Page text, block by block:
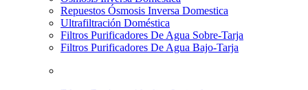
Repuestos Ósmosis Inversa Domestica
Ultrafiltración Doméstica
Filtros Purificadores De Agua Sobre-Tarja
Filtros Purificadores De Agua Bajo-Tarja